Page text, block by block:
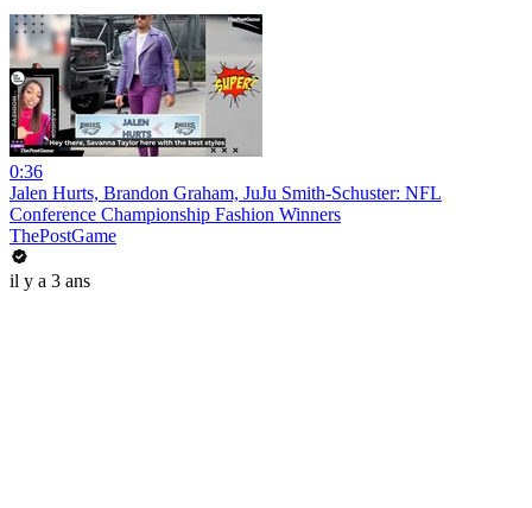
0:36
Jalen Hurts, Brandon Graham, JuJu Smith-Schuster: NFL
Conference Championship Fashion Winners
ThePostGame
il y a 3 ans